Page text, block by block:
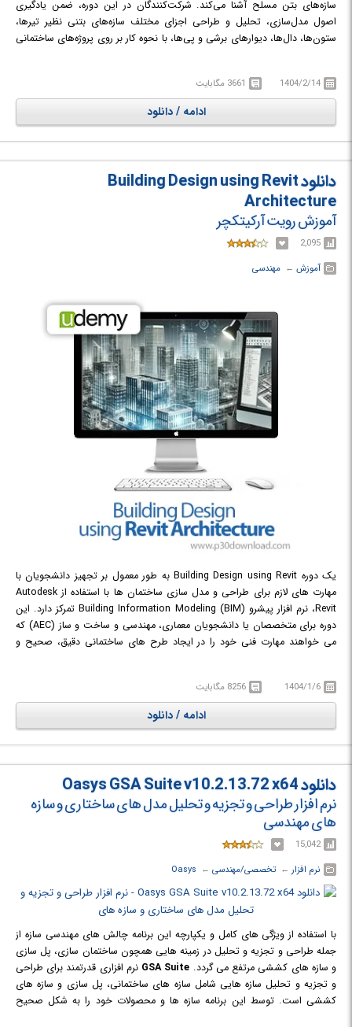
سازه‌های بتن مسلح آشنا می‌کند. شرکت‌کنندگان در این دوره، ضمن یادگیری
اصول مدل‌سازی، تحلیل و طراحی اجزای مختلف سازه‌های بتنی نظیر تیرها،
ستون‌ها، دال‌ها، دیوارهای برشی و پی‌ها، با نحوه کار بر روی پروژه‌های ساختمانی
هدف اصلی این دوره، توانمندسازی مهندسان برای استفاده موثر و کارآمد از
نرم‌افزار Robot Structural Analysis Professional در پروژه‌های عملی مهندسی
است.
Structural Analysis Professional آشنا خواهید شد.
1404/2/14 3661 مگابایت
ادامه / دانلود
دانلود Building Design using Revit
Architecture
آموزش رویت آرکیتکچر
2,095
آموزش ← ‏ مهندسی
یک دوره Building Design using Revit به طور معمول بر تجهیز دانشجویان با
مهارت های لازم برای طراحی و مدل سازی ساختمان ها با استفاده از Autodesk
Revit، نرم افزار پیشرو Building Information Modeling (BIM) تمرکز دارد. این
دوره برای متخصصان یا دانشجویان معماری، مهندسی و ساخت و ساز (AEC) که
می خواهند مهارت فنی خود را در ایجاد طرح های ساختمانی دقیق، صحیح و
سازی ساختمان ها در محیط BIM آشنا خواهید شد.
1404/1/6 8256 مگابایت
ادامه / دانلود
دانلود Oasys GSA Suite v10.2.13.72 x64
نرم افزار طراحی و تجزیه و تحلیل مدل های ساختاری و سازه
های مهندسی
15,042
نرم افزار ← ‏تخصصی/مهندسی ← ‏
Oasys
با استفاده از ویژگی های کامل و یکپارچه این برنامه چالش های مهندسی سازه از
جمله طراحی و تجزیه و تحلیل در زمینه هایی همچون ساختمان سازی، پل سازی
و سازه های کششی مرتفع می گردد. GSA Suite نرم افزاری قدرتمند برای طراحی
و تجزیه و تحلیل سازه هایی شامل سازه های ساختمانی، پل سازی و سازه های
کششی است. توسط این برنامه سازه ها و محصولات خود را به شکل صحیح